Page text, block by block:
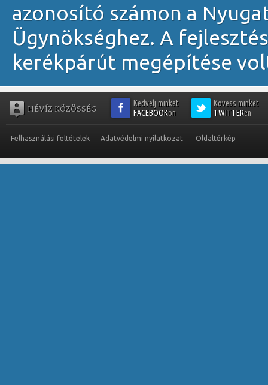
azonosító számon a
Ügynökséghez. A
kerékpárút megépítése
HÉVÍZ KÖZÖSSÉG
Kedvelj minket
FACEBOOKon
Kövess minket
TWITTERen
Felhasználási feltételek Adatvédelmi nyilatkozat Oldaltérkép